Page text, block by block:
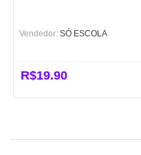
Vendedor: SÓ ESCOLA
R$19.90